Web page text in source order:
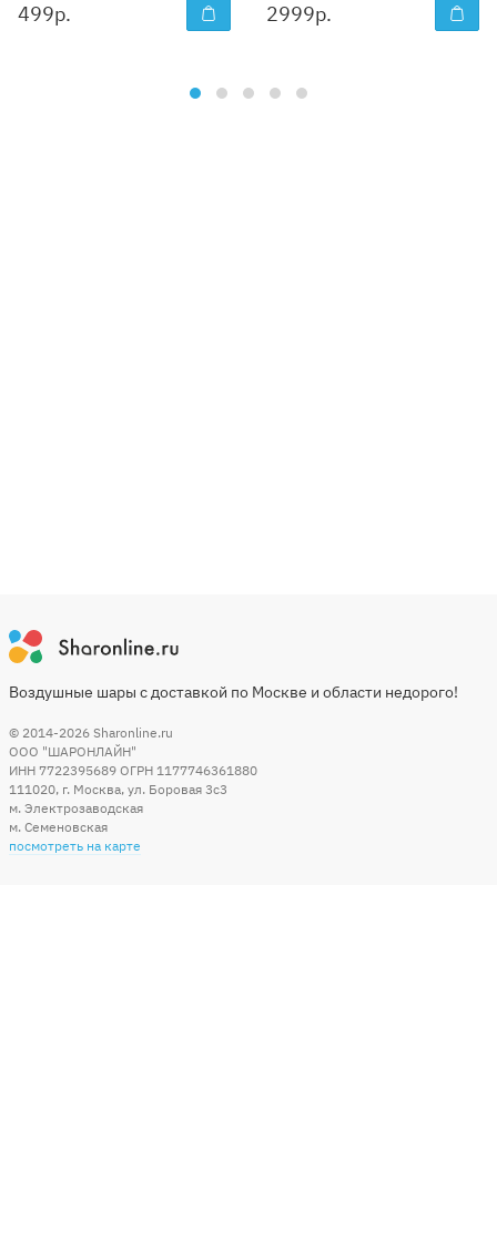
499р. 2999р.
Воздушные шары с доставкой по Москве и области недорого!
© 2014-2026 Sharonline.ru
ООО "ШАРОНЛАЙН"
ИНН 7722395689 ОГРН 1177746361880
111020, г. Москва, ул. Боровая 3c3
м. Электрозаводская
м. Семеновская
посмотреть на карте